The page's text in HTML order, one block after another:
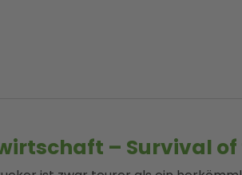
– Survival